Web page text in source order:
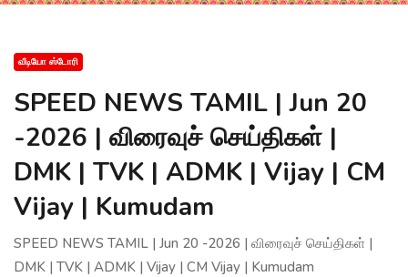
வீடியோ ஸ்டோரி
SPEED NEWS TAMIL | Jun 20
-2026 | விரைவுச் செய்திகள் |
DMK | TVK | ADMK | Vijay | CM
Vijay | Kumudam
SPEED NEWS TAMIL | Jun 20 -2026 | விரைவுச் செய்திகள் |
DMK | TVK | ADMK | Vijay | CM Vijay | Kumudam